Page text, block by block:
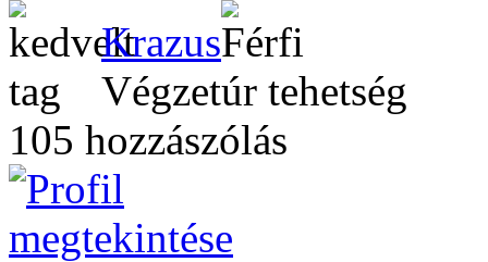
Krazus
Végzetúr tehetség
105 hozzászólás